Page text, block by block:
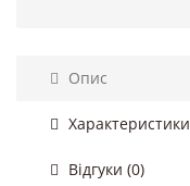
Опис
Характеристики
Відгуки (0)